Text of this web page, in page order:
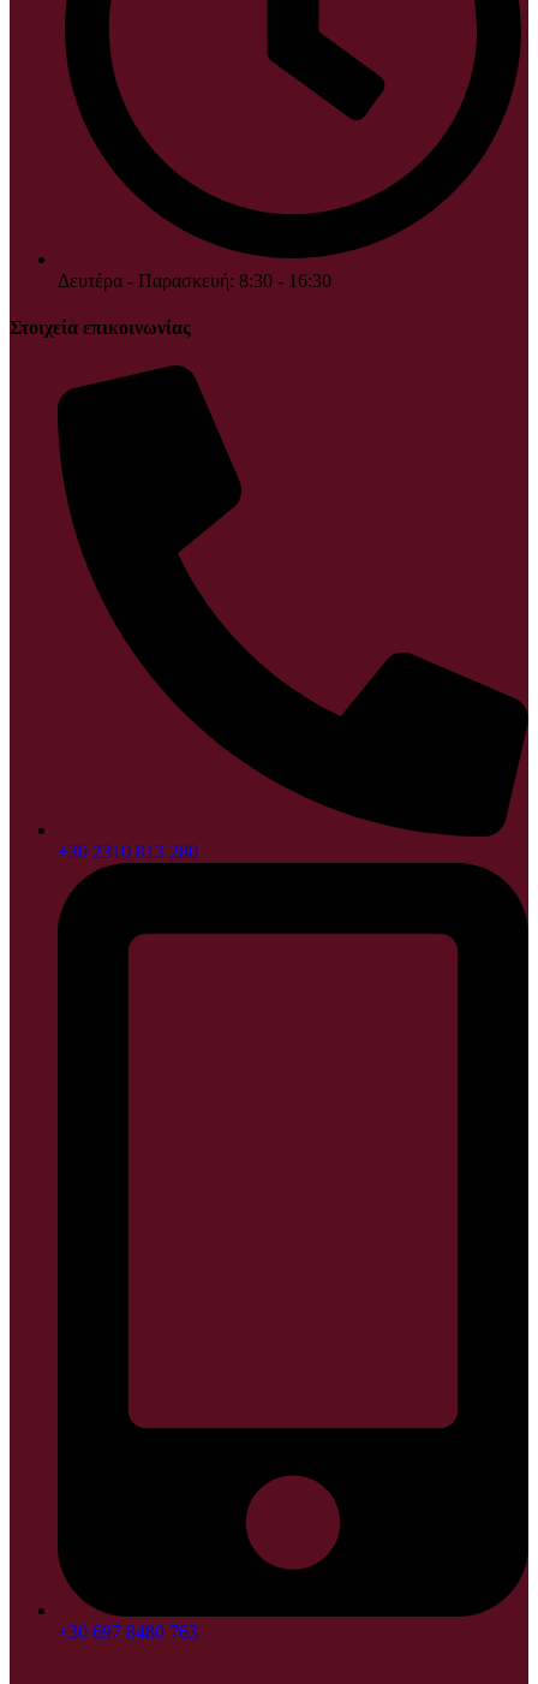
Δευτέρα - Παρασκευή: 8:30 - 16:30
Στοιχεία επικοινωνίας
+30 2310 813 280
+30 697 8480 763